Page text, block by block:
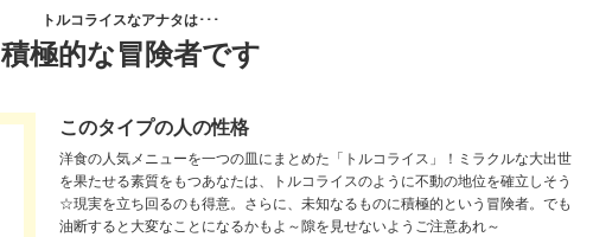
トルコライスなアナタは･･･
積極的な冒険者です
このタイプの人の性格
洋食の人気メニューを一つの皿にまとめた「トルコライス」！ミラクルな大出世
を果たせる素質をもつあなたは、トルコライスのように不動の地位を確立しそう
☆現実を立ち回るのも得意。さらに、未知なるものに積極的という冒険者。でも
油断すると大変なことになるかもよ～隙を見せないようご注意あれ～